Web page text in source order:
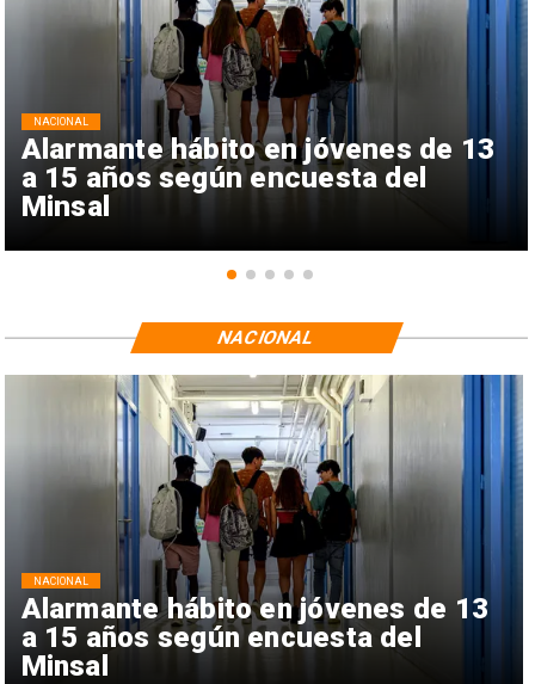
Alarmante hábito en jóvenes de 13
a 15 años según encuesta del
Minsal
NACIONAL
Alarmante hábito en jóvenes de 13
a 15 años según encuesta del
Minsal
NACIONAL
NACIONAL